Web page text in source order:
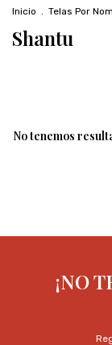
Inicio . Telas Por
Shantu
No tenemos
¡NO